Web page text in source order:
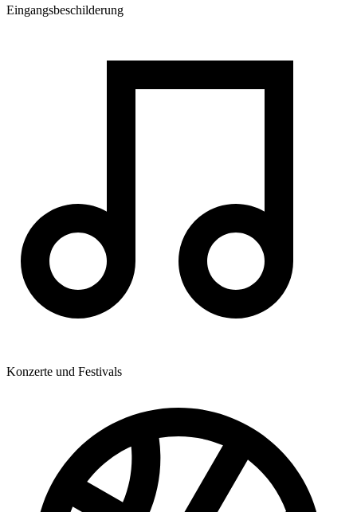
Eingangsbeschilderung
Konzerte und Festivals